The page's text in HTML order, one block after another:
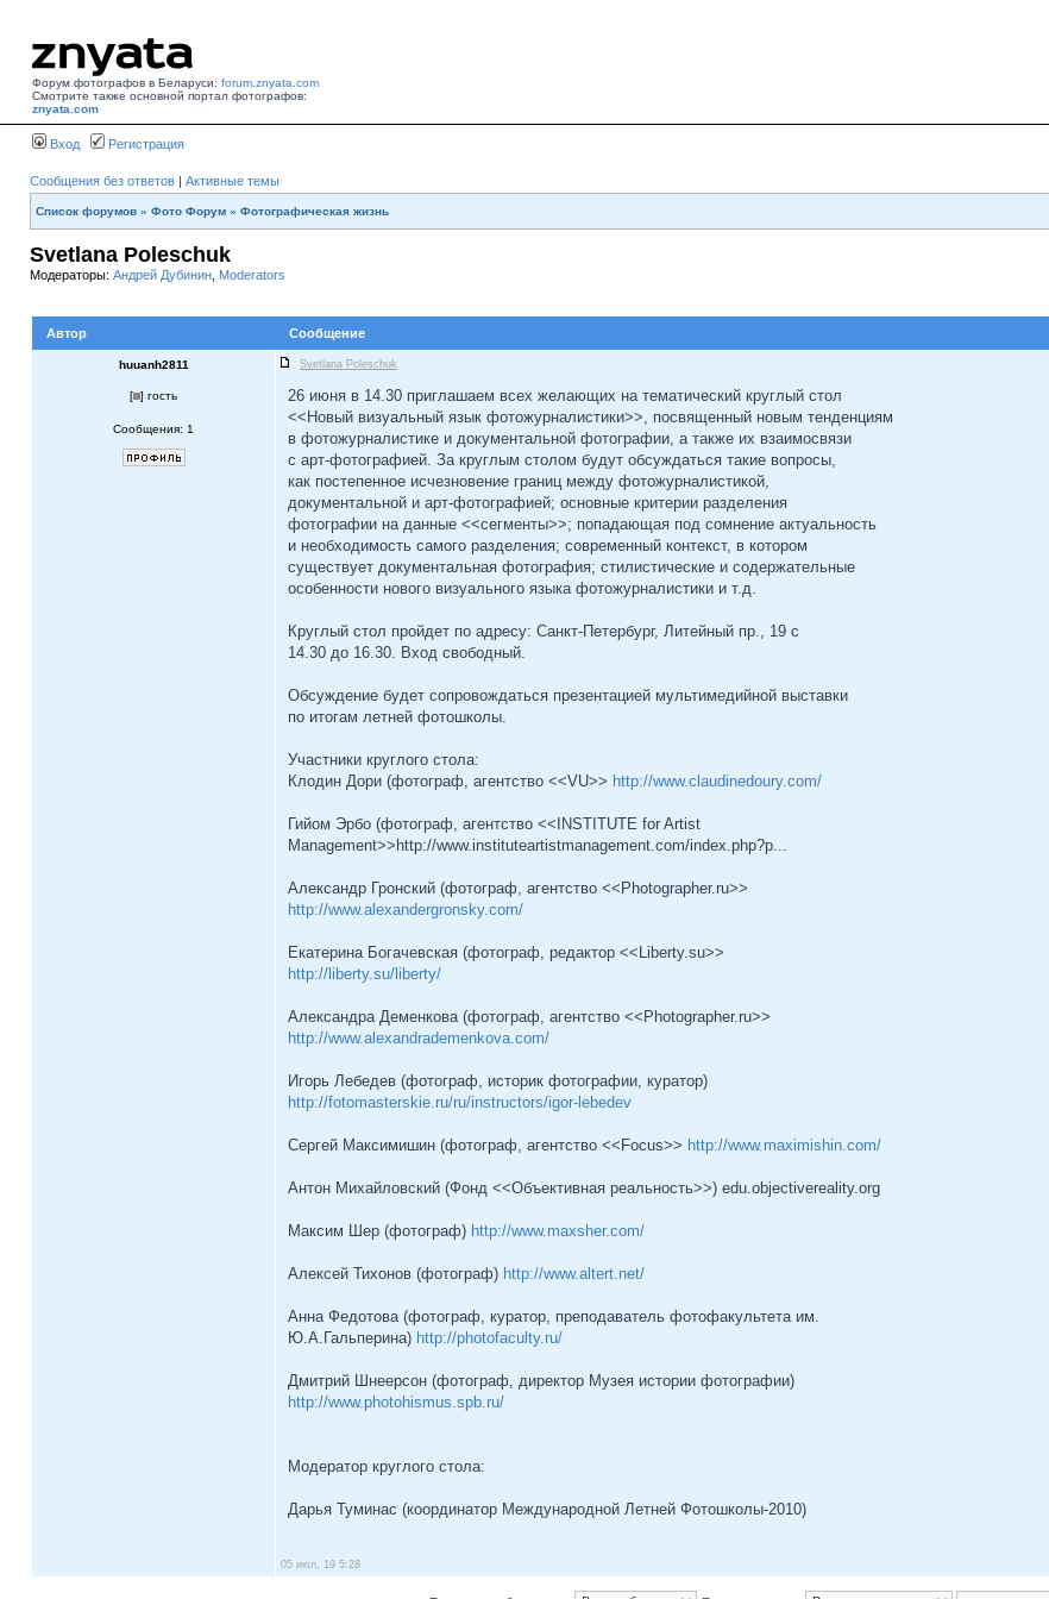
Форум фотографов в Беларуси: forum.znyata.com
Смотрите также основной портал фотографов:
znyata.com
Вход Регистрация
Сообщения без ответов | Активные темы
Список форумов » Фото Форум » Фотографическая жизнь
Svetlana Poleschuk
Модераторы: Андрей Дубинин Moderators
Автор
Сообщение
huuanh2811 Svetlana Poleschuk
[ ] гость
Сообщения: 1
26 июня в 14.30 приглашаем всех желающих на тематический круглый стол
<<Новый визуальный язык фотожурналистики>>, посвященный новым тенденциям
в фотожурналистике и документальной фотографии, а также их взаимосвязи
с арт-фотографией. За круглым столом будут обсуждаться такие вопросы,
как постепенное исчезновение границ между фотожурналистикой,
документальной и арт-фотографией; основные критерии разделения
фотографии на данные <<сегменты>>; попадающая под сомнение актуальность
и необходимость самого разделения; современный контекст, в котором
существует документальная фотография; стилистические и содержательные
особенности нового визуального языка фотожурналистики и т.д.
Круглый стол пройдет по адресу: Санкт-Петербург, Литейный пр., 19 с
14.30 до 16.30. Вход свободный.
Обсуждение будет сопровождаться презентацией мультимедийной выставки
по итогам летней фотошколы.
Участники круглого стола:
Клодин Дори (фотограф, агентство <<VU>> http://www.claudinedoury.com/
Гийом Эрбо (фотограф, агентство <<INSTITUTE for Artist
Management>>http://www.instituteartistmanagement.com/index.php?p...
Александр Гронский (фотограф, агентство <<Photographer.ru>>
http://www.alexandergronsky.com/
Екатерина Богачевская (фотограф, редактор <<Liberty.su>>
http://liberty.su/liberty/
Александра Деменкова (фотограф, агентство <<Photographer.ru>>
http://www.alexandrademenkova.com/
Игорь Лебедев (фотограф, историк фотографии, куратор)
http://fotomasterskie.ru/ru/instructors/igor-lebedev
Сергей Максимишин (фотограф, агентство <<Focus>> http://www.maximishin.com/
Антон Михайловский (Фонд <<Объективная реальность>>) edu.objectivereality.org
Макcим Шер (фотограф) http://www.maxsher.com/
Алексей Тихонов (фотограф) http://www.altert.net/
Анна Федотова (фотограф, куратор, преподаватель фотофакультета им.
Ю.А.Гальперина) http://photofaculty.ru/
Дмитрий Шнеерсон (фотограф, директор Музея истории фотографии)
http://www.photohismus.spb.ru/
Модератор круглого стола:
Дарья Туминас (координатор Международной Летней Фотошколы-2010)
05 июл, 19 5:28